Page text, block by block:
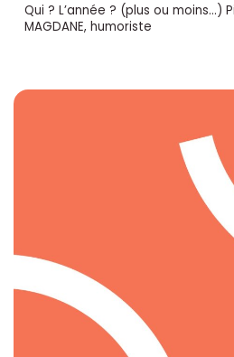
Qui ? L’année ? (plus ou moins...)
MAGDANE, humoriste